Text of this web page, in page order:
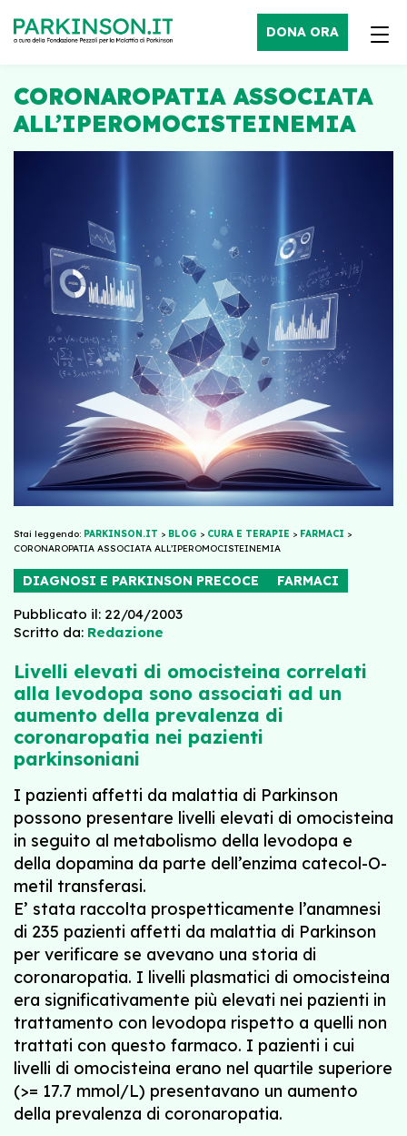
DONA ORA
CORONAROPATIA ASSOCIATA
ALL’IPEROMOCISTEINEMIA
Stai leggendo: PARKINSON.IT > BLOG > CURA E TERAPIE > FARMACI >
CORONAROPATIA ASSOCIATA ALL’IPEROMOCISTEINEMIA
DIAGNOSI E PARKINSON PRECOCE FARMACI
Pubblicato il: 22/04/2003
Scritto da: Redazione
Livelli elevati di omocisteina correlati
alla levodopa sono associati ad un
aumento della prevalenza di
coronaropatia nei pazienti
parkinsoniani
I pazienti affetti da malattia di Parkinson
possono presentare livelli elevati di omocisteina
in seguito al metabolismo della levodopa e
della dopamina da parte dell’enzima catecol-O-
metil transferasi.
E’ stata raccolta prospetticamente l’anamnesi
di 235 pazienti affetti da malattia di Parkinson
per verificare se avevano una storia di
coronaropatia. I livelli plasmatici di omocisteina
era significativamente più elevati nei pazienti in
trattamento con levodopa rispetto a quelli non
trattati con questo farmaco. I pazienti i cui
livelli di omocisteina erano nel quartile superiore
(>= 17.7 mmol/L) presentavano un aumento
della prevalenza di coronaropatia.